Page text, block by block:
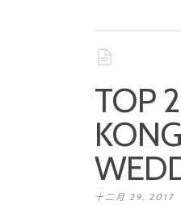
TOP
十二月 29, 2017